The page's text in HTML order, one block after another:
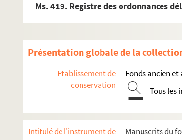
Ms. 419. Registre des ordonnances
Présentation globale de la
Etablissement de
conservation
Fonds ancien
Tous les
Intitulé de l'instrument de
Manuscrits du